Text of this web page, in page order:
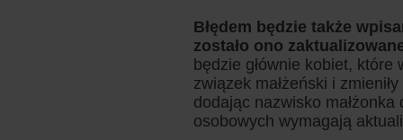
Błędem będzie także
zostało ono
będzie głównie kobiet, które
związek małżeński i
dodając nazwisko
osobowych wymagają